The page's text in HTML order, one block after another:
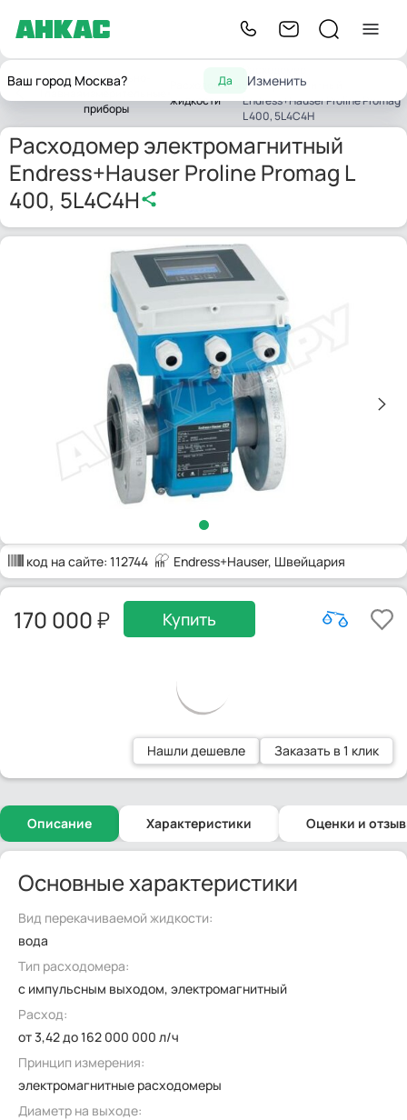
Ваш город Москва? Да Изменить
Главная
Контрольно-
приборы
Расходомеры
жидкости
электромагнитный
Endress+Hauser Proline Promag
L 400, 5L4C4H
Расходомер электромагнитный
Endress+Hauser Proline Promag L
400, 5L4C4H
код на сайте: 112744 Endress+Hauser, Швейцария
170 000 Купить
Нашли дешевле Заказать в 1 клик
Описание Характеристики Оценки и
Основные характеристики
Вид перекачиваемой жидкости:
вода
Тип расходомера:
с импульсным выходом, электромагнитный
Расход:
от 3,42 до 162 000 000 л/ч
Принцип измерения:
электромагнитные расходомеры
Диаметр на выходе: